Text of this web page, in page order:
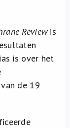
Reviewis
is over het
de 19